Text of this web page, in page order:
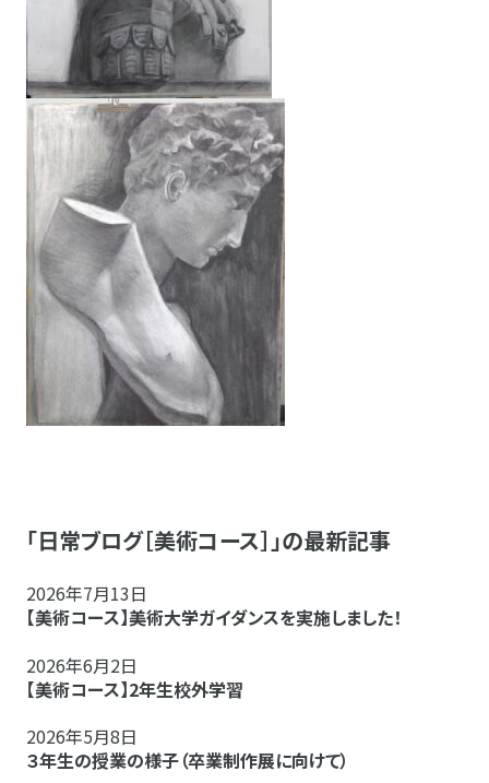
「日常ブログ［美術コース］」の最新記事
2026年7月13日
【美術コース】美術大学ガイダンスを実施しました！
2026年6月2日
【美術コース】2年生校外学習
2026年5月8日
３年生の授業の様子（卒業制作展に向けて）